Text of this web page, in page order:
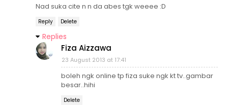
Nad suka cite n n da abes tgk weeee :D
Reply Delete
Replies
Fiza Aizzawa
23 August 2013 at 17:41
boleh ngk online tp fiza suke ngk kt tv..gambar
besar..hihi
Delete